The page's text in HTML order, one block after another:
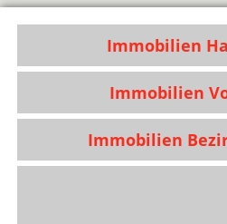
Immobilien
Immobilien
Immobilien